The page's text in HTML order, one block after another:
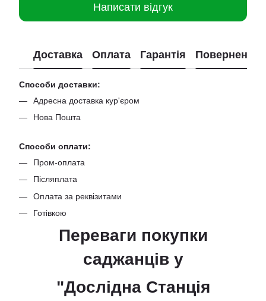
Написати відгук
Доставка Оплата Гарантія Повернення
Способи доставки:
Адресна доставка кур'єром
Нова Пошта
Способи оплати:
Пром-оплата
Післяплата
Оплата за реквізитами
Готівкою
Переваги покупки
саджанців у
"Дослідна Станція